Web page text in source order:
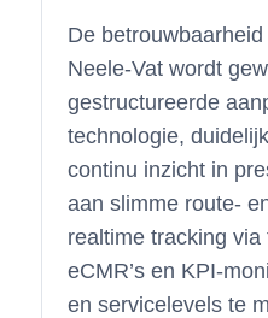
De
Neele-Vat wordt
gestructureerde
technologie,
continu inzicht in
aan slimme route-
realtime tracking
eCMR’s en KPI-
en servicelevels te